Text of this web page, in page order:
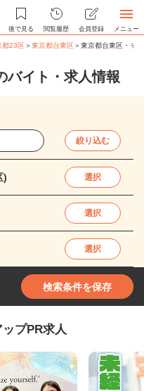
後で見る 閲覧履歴 会員登録 メニュー
都23区＞東京都台東区＞東京都台東区・そ
バイト・求人情報
絞り込む
) 選択
選択
選択
検索条件を保存
プPR求人